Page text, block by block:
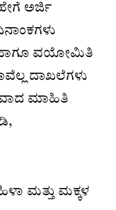
ಅರ್ಜಿ
ಹಾಗೂ ವಯೋಮಿತಿ
ದಾಖಲೆಗಳು
ಮಾಹಿತಿ
ಮತ್ತು ಮಕ್ಕಳ